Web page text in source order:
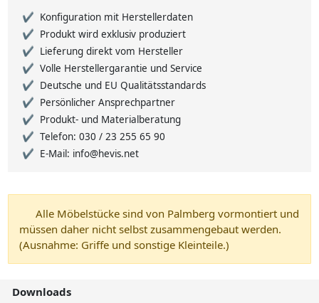
Konfiguration mit Herstellerdaten
Produkt wird exklusiv produziert
Lieferung direkt vom Hersteller
Volle Herstellergarantie und Service
Deutsche und EU Qualitätsstandards
Persönlicher Ansprechpartner
Produkt- und Materialberatung
Telefon: 030 / 23 255 65 90
E-Mail: info@hevis.net
Alle Möbelstücke sind von Palmberg vormontiert und
müssen daher nicht selbst zusammengebaut werden.
(Ausnahme: Griffe und sonstige Kleinteile.)
Downloads